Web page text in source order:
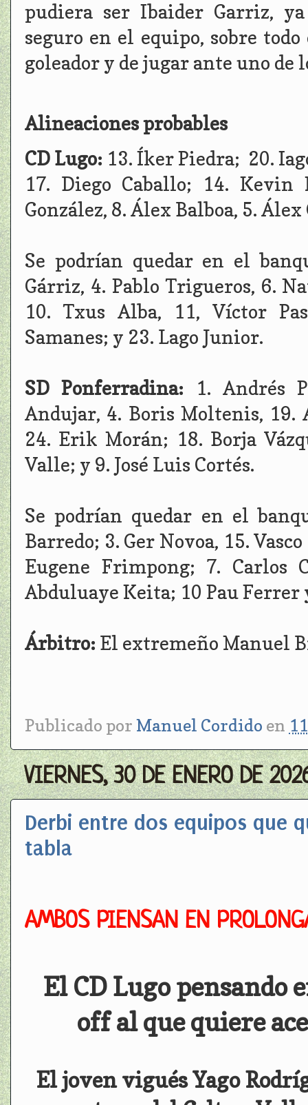
pudiera ser Ibaider Garriz,
seguro en el equipo, sobre todo
goleador y de jugar ante uno de
Alineaciones probables
CD Lugo: 13. Íker Piedra; 20.
17. Diego Caballo; 14. Kevin
González, 8. Álex Balboa, 5.
Se podrían quedar en el
Gárriz, 4. Pablo Trigueros, 6.
10. Txus Alba, 11, Víctor
Samanes; y 23. Lago Junior.
SD Ponferradina:
1. Andrés
Andujar, 4. Boris Moltenis, 19.
24. Erik Morán; 18. Borja
Valle; y 9. José Luis Cortés.
Se podrían quedar en el
Barredo; 3. Ger Novoa, 15.
Eugene Frimpong; 7. Carlos
Abduluaye Keita; 10 Pau Ferrer
Árbitro: El extremeño Manuel
Publicado por Manuel Cordido en
VIERNES, 30 DE ENERO DE
Derbi entre dos equipos que
tabla
AMBOS PIENSAN EN
El CD Lugo pensando
off al que quiere
El joven vigués Yago